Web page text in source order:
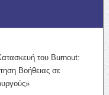
του Burnout:
Βοήθειας σε